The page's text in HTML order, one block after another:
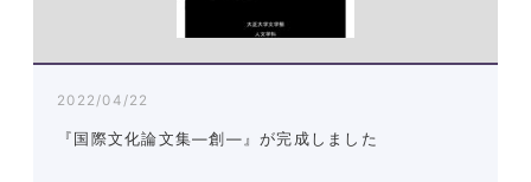
2022/04/22
『国際文化論文集―創―』が完成しました